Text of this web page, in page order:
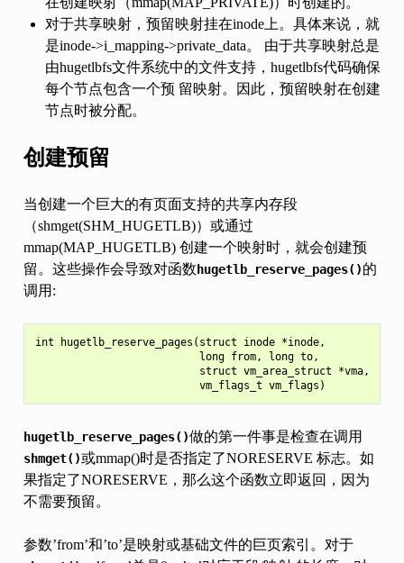
对于共享映射，预留映射挂在inode上。具体来说，就
是inode->i_mapping->private_data。 由于共享映射总是
由hugetlbfs文件系统中的文件支持，hugetlbfs代码确保
每个节点包含一个预 留映射。因此，预留映射在创建
节点时被分配。
创建预留
当创建一个巨大的有页面支持的共享内存段
（shmget(SHM_HUGETLB)）或通过
mmap(MAP_HUGETLB) 创建一个映射时，就会创建预
留。这些操作会导致对函数 hugetlb_reserve_pages()的
调用:
int hugetlb_reserve_pages(struct inode *inode,
                          long from, long to,
                          struct vm_area_struct *vma,
hugetlb_reserve_pages()做的第一件事是检查在调用
shmget()或mmap()时是否指定了NORESERVE 标志。如
果指定了NORESERVE，那么这个函数立即返回，因为
不需要预留。
参数’from’和’to’是映射或基础文件的巨页索引。对于